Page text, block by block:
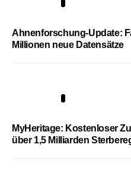
Ahnenforschung-Update:
Millionen neue Datensätze
MyHeritage: Kostenloser
über 1,5 Milliarden